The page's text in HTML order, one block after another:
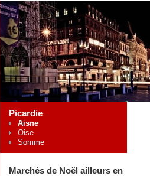
Picardie
Aisne
Oise
Somme
Marchés de Noël ailleurs en